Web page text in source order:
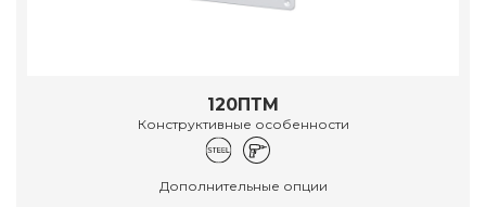
120ПТМ
Конструктивные особенности
Дополнительные опции